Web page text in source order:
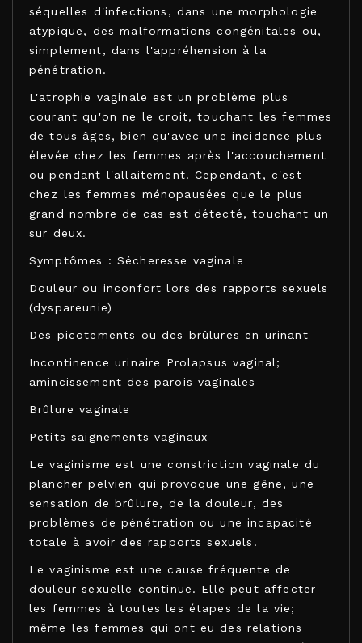
séquelles d'infections, dans une morphologie
atypique, des malformations congénitales ou,
simplement, dans l'appréhension à la
pénétration.
L'atrophie vaginale est un problème plus
courant qu'on ne le croit, touchant les femmes
de tous âges, bien qu'avec une incidence plus
élevée chez les femmes après l'accouchement
ou pendant l'allaitement. Cependant, c'est
chez les femmes ménopausées que le plus
grand nombre de cas est détecté, touchant un
sur deux.
Symptômes : Sécheresse vaginale
Douleur ou inconfort lors des rapports sexuels
(dyspareunie)
Des picotements ou des brûlures en urinant
Incontinence urinaire Prolapsus vaginal;
amincissement des parois vaginales
Brûlure vaginale
Petits saignements vaginaux
Le vaginisme est une constriction vaginale du
plancher pelvien qui provoque une gêne, une
sensation de brûlure, de la douleur, des
problèmes de pénétration ou une incapacité
totale à avoir des rapports sexuels.
Le vaginisme est une cause fréquente de
douleur sexuelle continue. Elle peut affecter
les femmes à toutes les étapes de la vie;
même les femmes qui ont eu des relations